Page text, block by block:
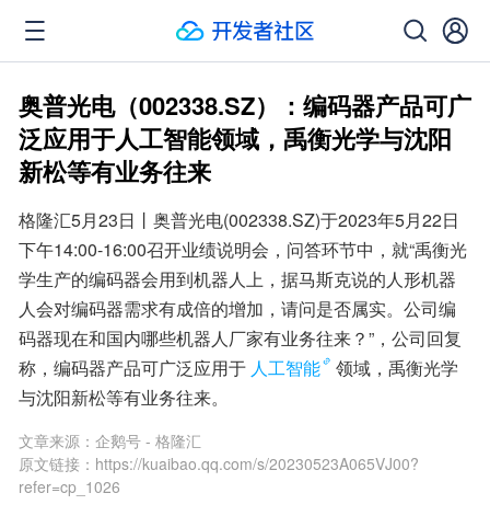
奥普光电（002338.SZ）：编码器产品可广
泛应用于人工智能领域，禹衡光学与沈阳
新松等有业务往来
格隆汇5月23日丨奥普光电(002338.SZ)于2023年5月22日
下午14:00-16:00召开业绩说明会，问答环节中，就“禹衡光
学生产的编码器会用到机器人上，据马斯克说的人形机器
人会对编码器需求有成倍的增加，请问是否属实。公司编
码器现在和国内哪些机器人厂家有业务往来？”，公司回复
称，编码器产品可广泛应用于 人工智能
领域，禹衡光学
与沈阳新松等有业务往来。
文章来源： 企鹅号 - 格隆汇
原文链接： https://kuaibao.qq.com/s/20230523A065VJ00?
refer=cp_1026